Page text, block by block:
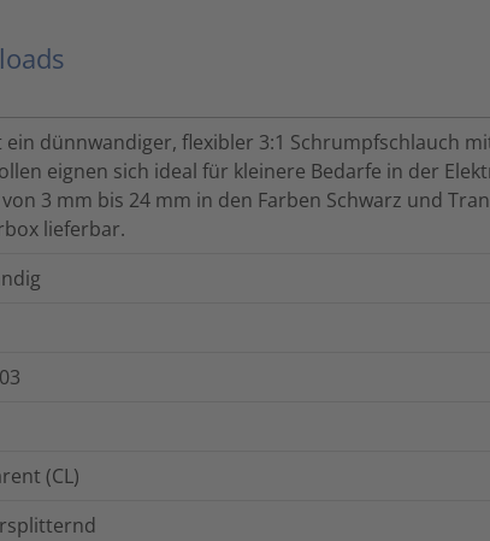
ein dünnwandiger, flexibler 3:1 Schrumpfschlauch
eignen sich ideal für kleinere Bedarfe in der
3 mm bis 24 mm in den Farben Schwarz und
lieferbar.
(CL)